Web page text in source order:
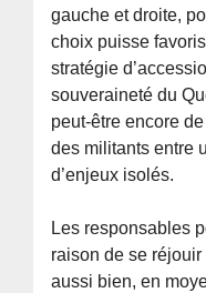
gauche et droite,
choix puisse
stratégie
souveraineté du
peut-être encore
des militants entre
d’enjeux isolés.
Les responsables
raison de se réjouir
aussi bien, en